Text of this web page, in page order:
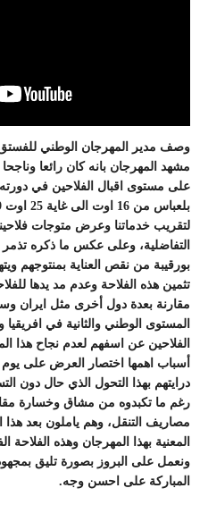
وصف مدير المهرجان الوطني
مشهد المهرجان بانه كان رائعا وناجحا
على مستوى اقبال الفلاحين في
لتقريب خدماتنا وعرض متوجات
التفاضلية، وعلى عكس ما ذكره تذمر
بورقيبة من نقص العناية بمنتوجهم
تثمين هذه الفلاحة وعدم مد يدها
مقارنة بعدة دول أخرى مثل ايران
المستوى الوطني والثانية في
الفلاحين عن اسفهم لعدم نجاح هذا
أسباب اهمها اختصار العرض على
درايتهم بهذا التحول الذي حال دون
رغم ما تكبدوه من مشاق وخسارة
مصاريف التنقل، وهم ياملون بعد هذا
المعنية بهذا المهرجان وهذه
ونعمل على البروز بصورة تليق
المباركة على احسن وجه.